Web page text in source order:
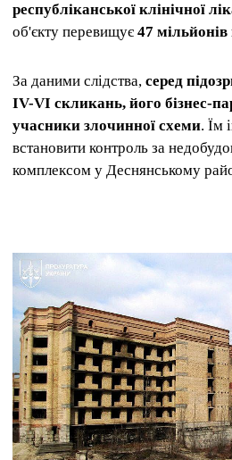
республіканської клінічної
об'єкту перевищує 47
За даними слідства, серед
IV-VI скликань, його бізнес-
учасники злочинної схеми. Їм
встановити контроль за
комплексом у Деснянському